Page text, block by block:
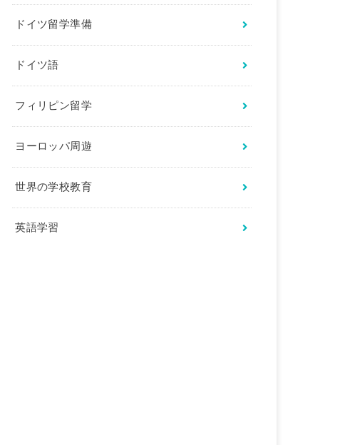
ドイツ留学準備
ドイツ語
フィリピン留学
ヨーロッパ周遊
世界の学校教育
英語学習